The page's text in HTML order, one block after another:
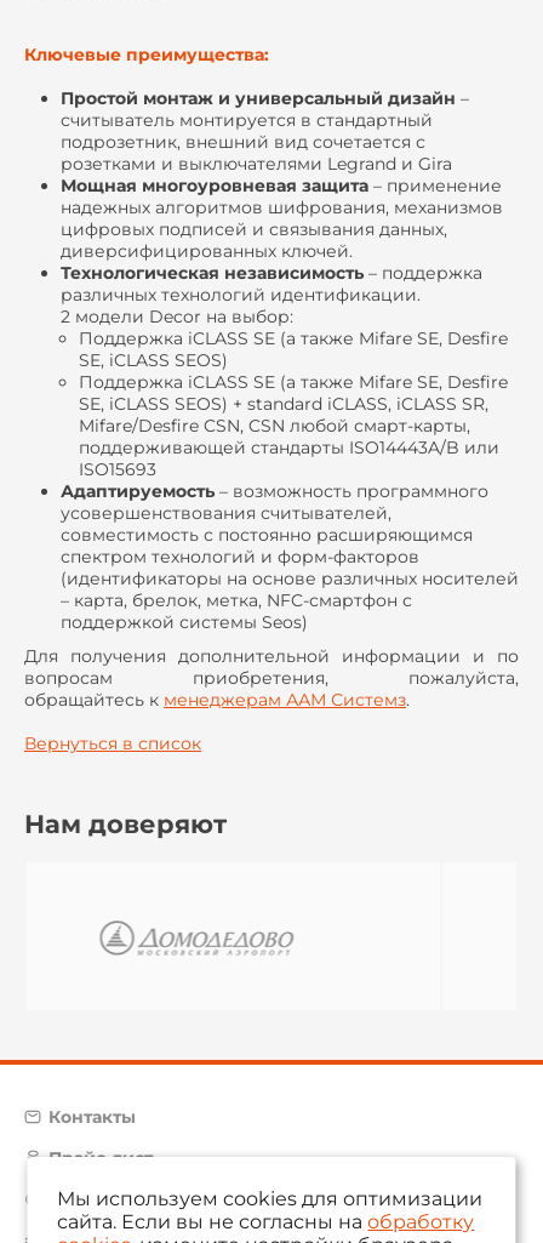
Ключевые преимущества:
Простой монтаж и универсальный дизайн ­–
считыватель монтируется в стандартный
подрозетник, внешний вид сочетается с
розетками и выключателями Legrand и Gira
Мощная многоуровневая защита – применение
надежных алгоритмов шифрования, механизмов
цифровых подписей и связывания данных,
диверсифицированных ключей.
Технологическая независимость – поддержка
различных технологий идентификации.
2 модели Decor на выбор:
Поддержка iCLASS SE (а также Mifare SE, Desfire
SE, iCLASS SEOS)
Поддержка iCLASS SE (а также Mifare SE, Desfire
SE, iCLASS SEOS) + standard iCLASS, iCLASS SR,
Mifare/Desfire CSN, CSN любой смарт-карты,
поддерживающей стандарты ISO14443A/B или
ISO15693
Адаптируемость – возможность программного
усовершенствования считывателей,
совместимость с постоянно расширяющимся
спектром технологий и форм-факторов
(идентификаторы на основе различных носителей
– карта, брелок, метка, NFC-смартфон с
поддержкой системы Seos)
Для получения дополнительной информации и по
вопросам приобретения, пожалуйста,
обращайтесь к менеджерам ААМ Системз.
Вернуться в список
Нам доверяют
Контакты
Прайс-лист
Карта сайта
Мы используем cookies для оптимизации
сайта. Если вы не согласны наобработку